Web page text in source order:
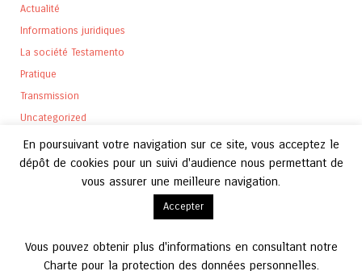
Actualité
Informations juridiques
La société Testamento
Pratique
Transmission
Uncategorized
En poursuivant votre navigation sur ce site, vous acceptez le
dépôt de cookies pour un suivi d'audience nous permettant de
vous assurer une meilleure navigation.
Accepter
Vous pouvez obtenir plus d'informations en consultant notre
Charte pour la protection des données personnelles.